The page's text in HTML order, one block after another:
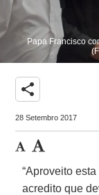
Papa Francisco
share
28 Setembro 2017
“Aproveito
acredito que